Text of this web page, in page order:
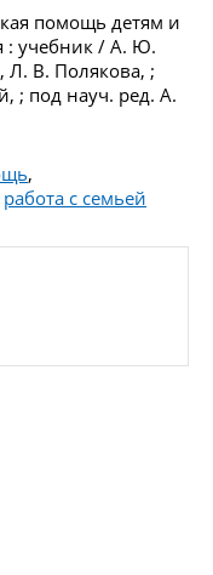
помощь детям и
: учебник / А. Ю.
Л. В. Полякова, ;
; под науч. ред. А.
,
работа с семьей